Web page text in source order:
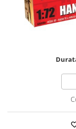
Jucarii si jocuri
Kituri constructie
Machete auto
Masini, trenuri,
Masinute
Organizatoare